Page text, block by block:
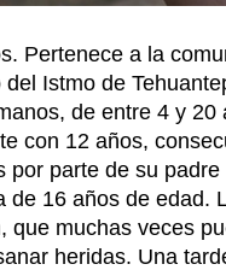
Pertenece a la
Istmo de
de entre 4 y 20
con 12 años,
por parte de su
de 16 años de edad.
que muchas veces
heridas. Una